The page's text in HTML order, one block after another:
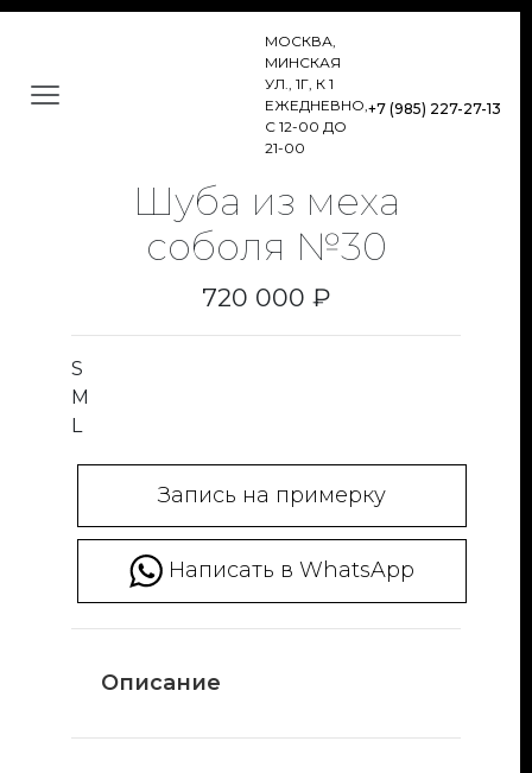
МОСКВА,
МИНСКАЯ
УЛ., 1Г, К 1
ЕЖЕДНЕВНО,
С 12-00 ДО
21-00
+7 (985) 227-27-13
Шуба из меха
соболя №30
720 000 ₽
S
M
L
Запись на примерку
Написать в WhatsApp
Описание